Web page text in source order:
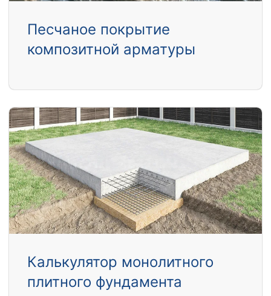
Песчаное покрытие
композитной арматуры
Калькулятор монолитного
плитного фундамента